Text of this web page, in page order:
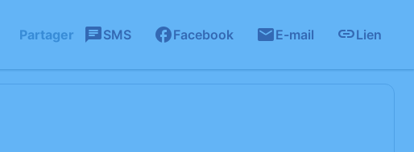
Partager SMS Facebook E-mail Lien